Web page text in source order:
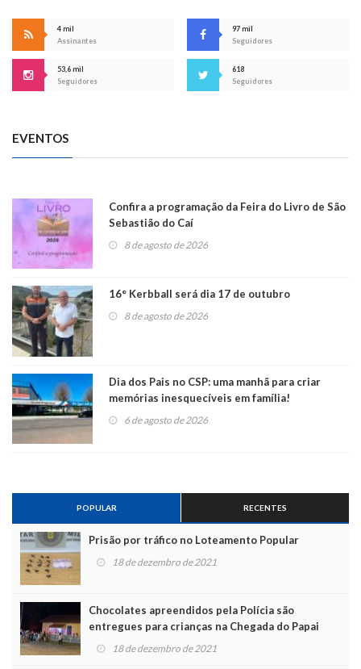
4 mil
Assinantes
97 mil
Seguidores
53,6 mil
Seguidores
618
Seguidores
EVENTOS
Confira a programação da Feira do Livro de São
Sebastião do Caí
8 de agosto de 2026
16° Kerbball será dia 17 de outubro
8 de agosto de 2026
Dia dos Pais no CSP: uma manhã para criar
memórias inesquecíveis em família!
6 de agosto de 2026
POPULAR RECENTES
Prisão por tráfico no Loteamento Popular
18 de dezembro de 2021
Chocolates apreendidos pela Polícia são
entregues para crianças na Chegada do Papai
Noel
18 de dezembro de 2021